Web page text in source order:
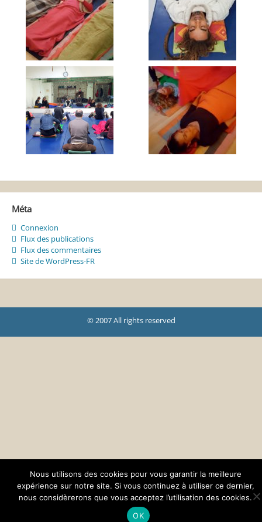
Méta
Connexion
Flux des publications
Flux des commentaires
Site de WordPress-FR
© 2007 All rights reserved
Nous utilisons des cookies pour vous garantir la meilleure
expérience sur notre site. Si vous continuez à utiliser ce dernier,
nous considèrerons que vous acceptez l’utilisation des cookies.
OK